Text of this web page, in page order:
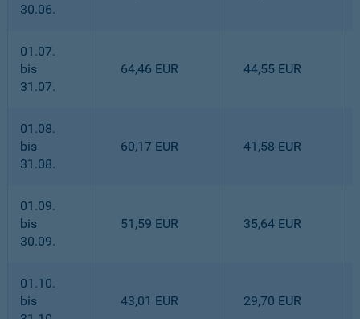
30.06.
01.07.
bis
31.07.
64,46 EUR 44,55 EUR
01.08.
bis
31.08.
60,17 EUR 41,58 EUR
01.09.
bis
30.09.
51,59 EUR 35,64 EUR
01.10.
bis
43,01 EUR 29,70 EUR